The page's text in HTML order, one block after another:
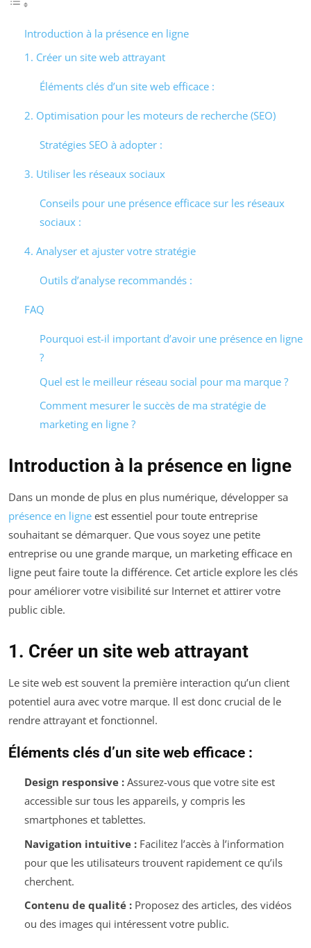
Introduction à la présence en ligne
1. Créer un site web attrayant
Éléments clés d’un site web efficace :
2. Optimisation pour les moteurs de recherche (SEO)
Stratégies SEO à adopter :
3. Utiliser les réseaux sociaux
Conseils pour une présence efficace sur les réseaux
sociaux :
4. Analyser et ajuster votre stratégie
Outils d’analyse recommandés :
FAQ
Pourquoi est-il important d’avoir une présence en ligne
?
Quel est le meilleur réseau social pour ma marque ?
Comment mesurer le succès de ma stratégie de
marketing en ligne ?
Introduction à la présence en ligne
Dans un monde de plus en plus numérique, développer sa
présence en ligne est essentiel pour toute entreprise
souhaitant se démarquer. Que vous soyez une petite
entreprise ou une grande marque, un marketing efficace en
ligne peut faire toute la différence. Cet article explore les clés
pour améliorer votre visibilité sur Internet et attirer votre
public cible.
1. Créer un site web attrayant
Le site web est souvent la première interaction qu’un client
potentiel aura avec votre marque. Il est donc crucial de le
rendre attrayant et fonctionnel.
Éléments clés d’un site web efficace :
Design responsive :Assurez-vous que votre site est
accessible sur tous les appareils, y compris les
smartphones et tablettes.
Navigation intuitive :Facilitez l’accès à l’information
pour que les utilisateurs trouvent rapidement ce qu’ils
cherchent.
Contenu de qualité :Proposez des articles, des vidéos
ou des images qui intéressent votre public.